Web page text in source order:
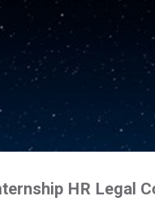
HR Legal